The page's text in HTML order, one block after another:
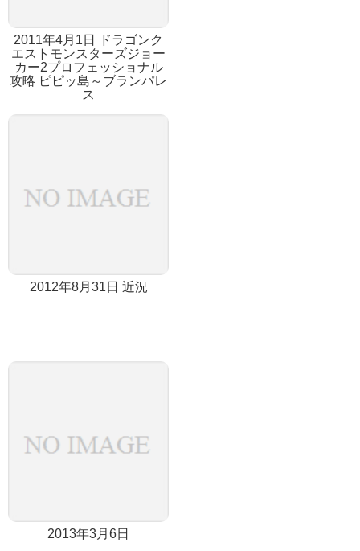
2011年4月1日 ドラゴンク
エストモンスターズジョー
カー2プロフェッショナル
攻略 ピピッ島～ブランパレ
ス
2012年8月31日 近況
2013年3月6日